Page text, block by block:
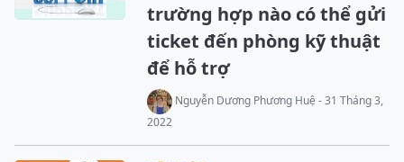
trường hợp nào có thể gửi
ticket đến phòng kỹ thuật
để hỗ trợ
Nguyễn Dương Phương Huệ - 31 Tháng 3,
2022